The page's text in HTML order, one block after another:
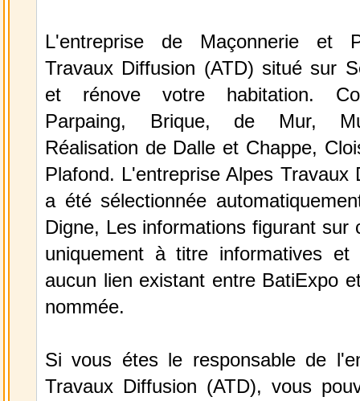
L'entreprise de Maçonnerie et
Travaux Diffusion (ATD) situé sur
et rénove votre habitation.
Parpaing, Brique, de Mur,
Réalisation de Dalle et Chappe,
Plafond. L'entreprise Alpes Travaux
a été sélectionnée
Digne, Les informations figurant sur
uniquement à titre informatives et
aucun lien existant entre BatiExpo
nommée.
Si vous étes le responsable de
Travaux Diffusion (ATD), vous